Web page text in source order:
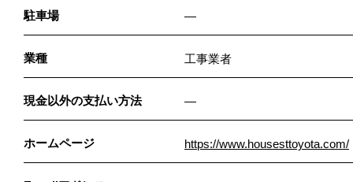
駐車場 ―
業種 工事業者
現金以外の支払い方法 ―
ホームページ https://www.housesttoyota.com/